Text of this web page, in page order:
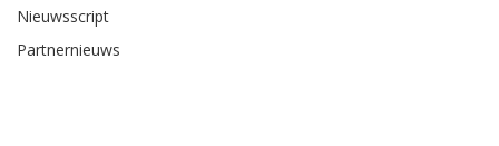
Nieuwsscript
Partnernieuws